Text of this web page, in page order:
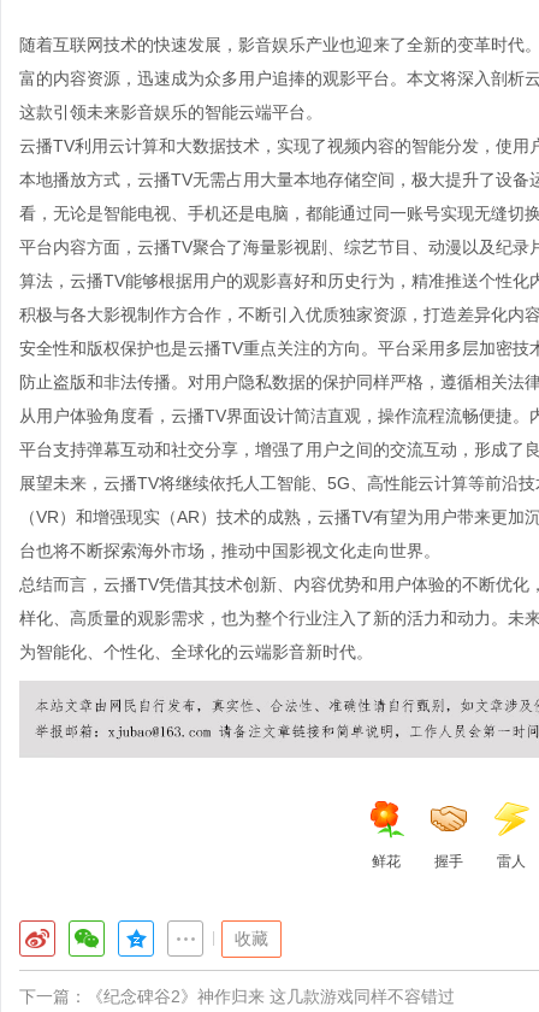
随着互联网技术的快速发展，影音娱乐产业也迎来了全新的变革时
富的内容资源，迅速成为众多用户追捧的观影平台。本文将深入剖
这款引领未来影音娱乐的智能云端平台。
云播TV利用云计算和大数据技术，实现了视频内容的智能分发，使
本地播放方式，云播TV无需占用大量本地存储空间，极大提升了设
看，无论是智能电视、手机还是电脑，都能通过同一账号实现无缝切
平台内容方面，云播TV聚合了海量影视剧、综艺节目、动漫以及纪
算法，云播TV能够根据用户的观影喜好和历史行为，精准推送个性
积极与各大影视制作方合作，不断引入优质独家资源，打造差异化内
安全性和版权保护也是云播TV重点关注的方向。平台采用多层加密
防止盗版和非法传播。对用户隐私数据的保护同样严格，遵循相关法
从用户体验角度看，云播TV界面设计简洁直观，操作流程流畅便捷
平台支持弹幕互动和社交分享，增强了用户之间的交流互动，形成了
展望未来，云播TV将继续依托人工智能、5G、高性能云计算等前沿
（VR）和增强现实（AR）技术的成熟，云播TV有望为用户带来更
台也将不断探索海外市场，推动中国影视文化走向世界。
总结而言，云播TV凭借其技术创新、内容优势和用户体验的不断优
样化、高质量的观影需求，也为整个行业注入了新的活力和动力。
为智能化、个性化、全球化的云端影音新时代。
鲜花 握手 雷人
收藏
下一篇： 《纪念碑谷2》神作归来 这几款游戏同样不容错过